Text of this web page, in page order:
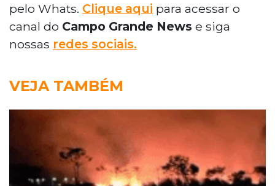
pelo Whats. Clique aqui para acessar o
canal do Campo Grande News e siga
nossas redes sociais.
VEJA TAMBÉM